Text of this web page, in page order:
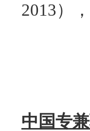
2013）
中国专